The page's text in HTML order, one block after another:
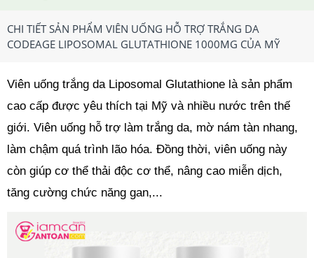
CHI TIẾT SẢN PHẨM VIÊN UỐNG HỖ TRỢ TRẮNG DA
CODEAGE LIPOSOMAL GLUTATHIONE 1000MG CỦA MỸ
Viên uống trắng da Liposomal Glutathione là sản phẩm
cao cấp được yêu thích tại Mỹ và nhiều nước trên thế
giới. Viên uống hỗ trợ làm trắng da, mờ nám tàn nhang,
làm chậm quá trình lão hóa. Đồng thời, viên uống này
còn giúp cơ thể thải độc cơ thể, nâng cao miễn dịch,
tăng cường chức năng gan,...